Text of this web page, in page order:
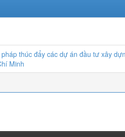
thúc đẩy các dự án đầu tư xây
Minh